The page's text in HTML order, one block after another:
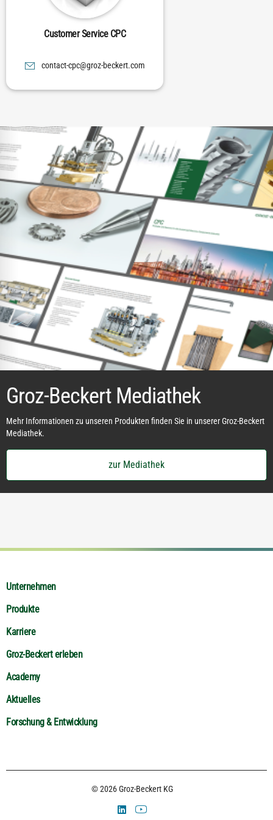
Anforderungen gestellt. Groz-Beckert fertigt Messer in höchster Präzision
Customer Service CPC
moc.trekceb-zorg@cpc-tcatnoc
Groz-Beckert Mediathek
Mehr Informationen zu unseren Produkten finden Sie in unserer Groz-Beckert
Mediathek.
zur Mediathek
Unternehmen
Produkte
Karriere
Groz-Beckert erleben
Academy
Aktuelles
Forschung & Entwicklung
© 2026 Groz-Beckert KG